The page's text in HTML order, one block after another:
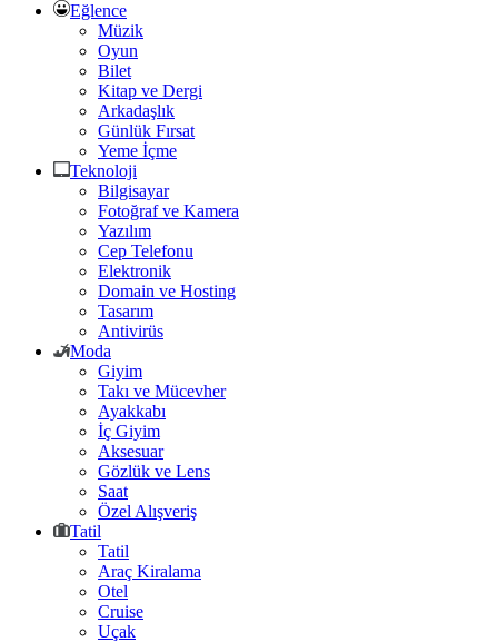
Eğlence
Müzik
Oyun
Bilet
Kitap ve Dergi
Arkadaşlık
Günlük Fırsat
Yeme İçme
Teknoloji
Bilgisayar
Fotoğraf ve Kamera
Yazılım
Cep Telefonu
Elektronik
Domain ve Hosting
Tasarım
Antivirüs
Moda
Giyim
Takı ve Mücevher
Ayakkabı
İç Giyim
Aksesuar
Gözlük ve Lens
Saat
Özel Alışveriş
Tatil
Tatil
Araç Kiralama
Otel
Cruise
Uçak